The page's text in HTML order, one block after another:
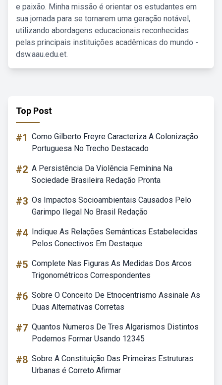
e paixão. Minha missão é orientar os estudantes em
sua jornada para se tornarem uma geração notável,
utilizando abordagens educacionais reconhecidas
pelas principais instituições acadêmicas do mundo -
dsw.aau.edu.et.
Top Post
#1 Como Gilberto Freyre Caracteriza A Colonização
Portuguesa No Trecho Destacado
#2 A Persistência Da Violência Feminina Na
Sociedade Brasileira Redação Pronta
#3 Os Impactos Socioambientais Causados Pelo
Garimpo Ilegal No Brasil Redação
#4 Indique As Relações Semânticas Estabelecidas
Pelos Conectivos Em Destaque
#5 Complete Nas Figuras As Medidas Dos Arcos
Trigonométricos Correspondentes
#6 Sobre O Conceito De Etnocentrismo Assinale As
Duas Alternativas Corretas
#7 Quantos Numeros De Tres Algarismos Distintos
Podemos Formar Usando 12345
#8 Sobre A Constituição Das Primeiras Estruturas
Urbanas é Correto Afirmar